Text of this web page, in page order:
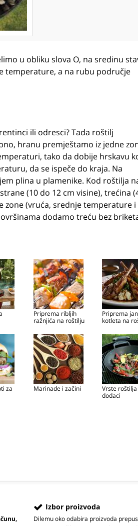
u obliku slova O, na sredinu
temperature, a na rubu područje
ili odresci? Tada roštilj
hranu premještamo iz jedne
tako da dobije hrskavu
da se ispeče do kraja. Na
plina u plamenike. Kod roštilja
(10 do 12 cm visine), trećina
(vruća, srednje temperature i
dodamo treću bez
Priprema ribljih
ražnjića na roštilju
Priprema
kotleta na
za
Marinade i začini
Vrste roštilja
dodaci
Izbor proizvoda
Dilemu oko odabira proizvoda